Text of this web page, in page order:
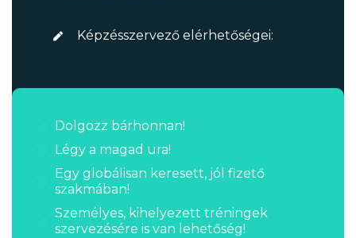
Képzésszervező elérhetőségei:
Dolgozz bárhonnan!
Légy a magad ura!
Egy globálisan keresett, jól fizető
szakmában!
Személyes, kihelyezett tréningek
szervezésére is van lehetőség!